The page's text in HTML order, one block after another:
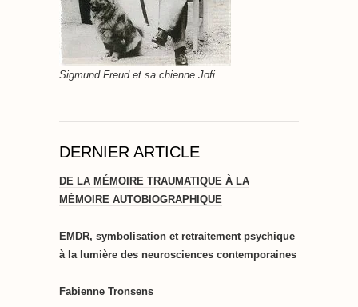
Sigmund Freud et sa chienne Jofi
DERNIER ARTICLE
DE LA MÉMOIRE TRAUMATIQUE À LA
MÉMOIRE AUTOBIOGRAPHIQUE
EMDR, symbolisation et retraitement psychique
à la lumière des neurosciences contemporaines
Fabienne Tronsens